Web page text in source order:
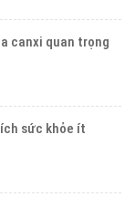
canxi quan trọng
sức khỏe ít